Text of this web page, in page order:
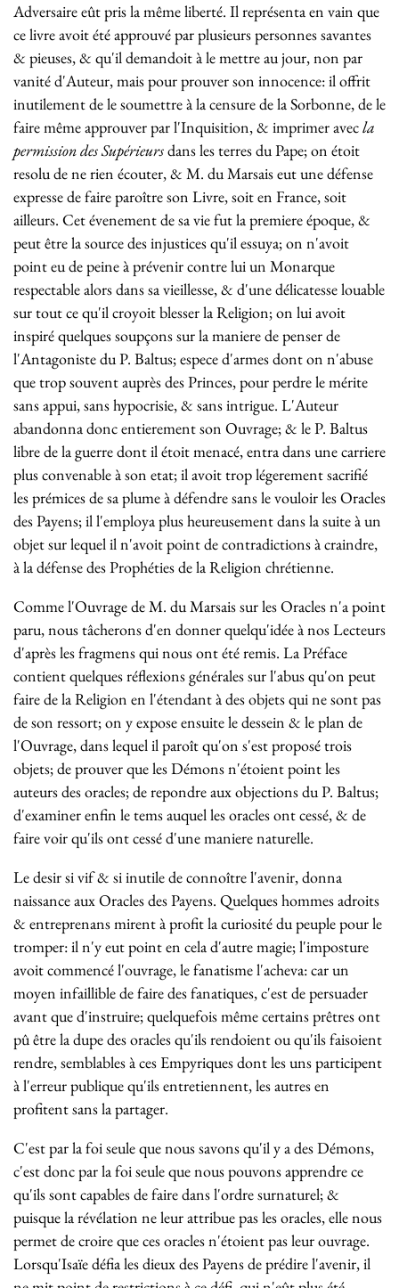
Adversaire eût pris la même liberté. Il représenta en vain que
ce livre avoit été approuvé par plusieurs personnes savantes
& pieuses, & qu'il demandoit à le mettre au jour, non par
vanité d'Auteur, mais pour prouver son innocence: il offrit
inutilement de le soumettre à la censure de la Sorbonne, de le
faire même approuver par l'Inquisition, & imprimer avecla
permission des Supérieursdans les terres du Pape; on étoit
resolu de ne rien écouter, & M. du Marsais eut une défense
expresse de faire paroître son Livre, soit en France, soit
ailleurs. Cet évenement de sa vie fut la premiere époque, &
peut être la source des injustices qu'il essuya; on n'avoit
point eu de peine à prévenir contre lui un Monarque
respectable alors dans sa vieillesse, & d'une délicatesse louable
sur tout ce qu'il croyoit blesser la Religion; on lui avoit
inspiré quelques soupçons sur la maniere de penser de
l'Antagoniste du P. Baltus; espece d'armes dont on n'abuse
que trop souvent auprès des Princes, pour perdre le mérite
sans appui, sans hypocrisie, & sans intrigue. L'Auteur
abandonna donc entierement son Ouvrage; & le P. Baltus
libre de la guerre dont il étoit menacé, entra dans une carriere
plus convenable à son etat; il avoit trop légerement sacrifié
les prémices de sa plume à défendre sans le vouloir les Oracles
des Payens; il l'employa plus heureusement dans la suite à un
objet sur lequel il n'avoit point de contradictions à craindre,
à la défense des Prophéties de la Religion chrétienne.
Comme l'Ouvrage de M. du Marsais sur les Oracles n'a point
paru, nous tâcherons d'en donner quelqu'idée à nos Lecteurs
d'après les fragmens qui nous ont été remis. La Préface
contient quelques réflexions générales sur l'abus qu'on peut
faire de la Religion en l'étendant à des objets qui ne sont pas
de son ressort; on y expose ensuite le dessein & le plan de
l'Ouvrage, dans lequel il paroît qu'on s'est proposé trois
objets; de prouver que les Démons n'étoient point les
auteurs des oracles; de repondre aux objections du P. Baltus;
d'examiner enfin le tems auquel les oracles ont cessé, & de
faire voir qu'ils ont cessé d'une maniere naturelle.
Le desir si vif & si inutile de connoître l'avenir, donna
naissance aux Oracles des Payens. Quelques hommes adroits
& entreprenans mirent à profit la curiosité du peuple pour le
tromper: il n'y eut point en cela d'autre magie; l'imposture
avoit commencé l'ouvrage, le fanatisme l'acheva: car un
moyen infaillible de faire des fanatiques, c'est de persuader
avant que d'instruire; quelquefois même certains prêtres ont
pû être la dupe des oracles qu'ils rendoient ou qu'ils faisoient
rendre, semblables à ces Empyriques dont les uns participent
à l'erreur publique qu'ils entretiennent, les autres en
profitent sans la partager.
C'est par la foi seule que nous savons qu'il y a des Démons,
c'est donc par la foi seule que nous pouvons apprendre ce
qu'ils sont capables de faire dans l'ordre surnaturel; &
puisque la révélation ne leur attribue pas les oracles, elle nous
permet de croire que ces oracles n'étoient pas leur ouvrage.
Lorsqu'Isaïe défia les dieux des Payens de prédire l'avenir, il